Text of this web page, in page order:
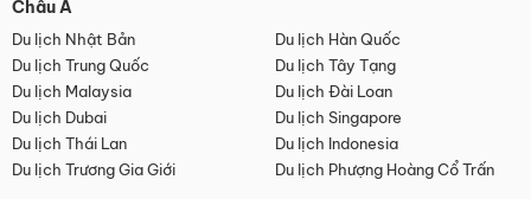
Châu Á
Du lịch Nhật Bản
Du lịch Hàn Quốc
Du lịch Trung Quốc
Du lịch Tây Tạng
Du lịch Malaysia
Du lịch Đài Loan
Du lịch Dubai
Du lịch Singapore
Du lịch Thái Lan
Du lịch Indonesia
Du lịch Trương Gia Giới
Du lịch Phượng Hoàng Cổ Trấn